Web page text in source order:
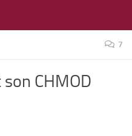
7
CHMOD